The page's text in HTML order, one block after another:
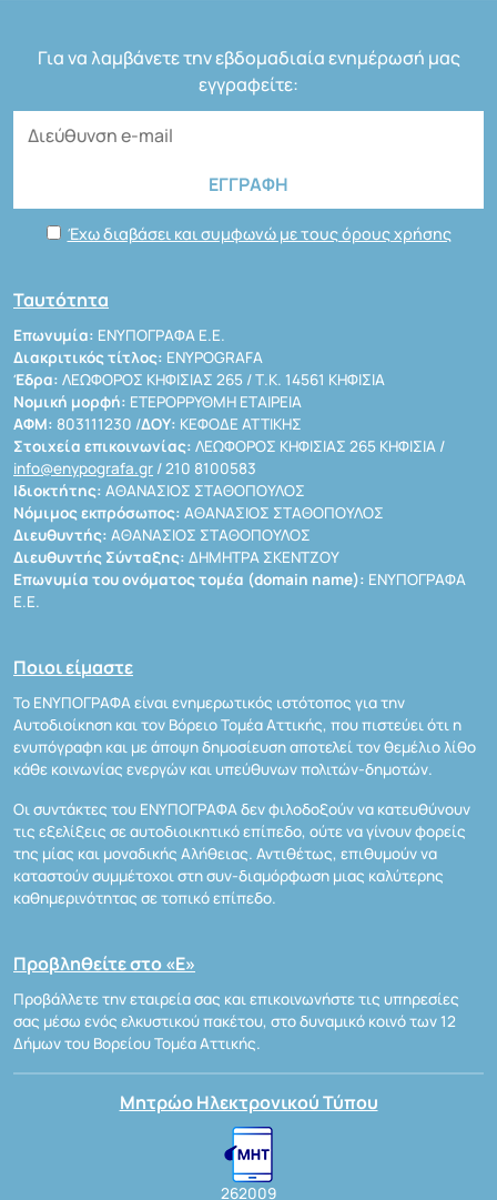
Για να λαμβάνετε την εβδομαδιαία ενημέρωσή μας
εγγραφείτε:
Έχω διαβάσει και συμφωνώ με τους όρους χρήσης
Ταυτότητα
Επωνυμία: ΕΝΥΠΟΓΡΑΦΑ Ε.Ε.
Διακριτικός τίτλος: ENYPOGRAFA
Έδρα: ΛΕΩΦΟΡΟΣ ΚΗΦΙΣΙΑΣ 265 / Τ.Κ. 14561 ΚΗΦΙΣΙΑ
Νομική μορφή: ΕΤΕΡΟΡΡΥΘΜΗ ΕΤΑΙΡΕΙΑ
ΑΦΜ: 803111230 /ΔΟΥ: ΚΕΦΟΔΕ ΑΤΤΙΚΗΣ
Στοιχεία επικοινωνίας: ΛΕΩΦΟΡΟΣ ΚΗΦΙΣΙΑΣ 265 ΚΗΦΙΣΙΑ /
info@enypografa.gr / 210 8100583
Ιδιοκτήτης: ΑΘΑΝΑΣΙΟΣ ΣΤΑΘΟΠΟΥΛΟΣ
Νόμιμος εκπρόσωπος: ΑΘΑΝΑΣΙΟΣ ΣΤΑΘΟΠΟΥΛΟΣ
Διευθυντής: ΑΘΑΝΑΣΙΟΣ ΣΤΑΘΟΠΟΥΛΟΣ
Διευθυντής Σύνταξης: ΔΗΜΗΤΡΑ ΣΚΕΝΤΖΟΥ
Επωνυμία του ονόματος τομέα (domain name): ΕΝΥΠΟΓΡΑΦΑ
Ε.Ε.
Ποιοι είμαστε
Το ΕΝΥΠΟΓΡΑΦΑ είναι ενημερωτικός ιστότοπος για την
Αυτοδιοίκηση και τον Βόρειο Τομέα Αττικής, που πιστεύει ότι η
ενυπόγραφη και με άποψη δημοσίευση αποτελεί τον θεμέλιο λίθο
κάθε κοινωνίας ενεργών και υπεύθυνων πολιτών-δημοτών.
Οι συντάκτες του ΕΝΥΠΟΓΡΑΦΑ δεν φιλοδοξούν να κατευθύνουν
τις εξελίξεις σε αυτοδιοικητικό επίπεδο, ούτε να γίνουν φορείς
της μίας και μοναδικής Αλήθειας. Αντιθέτως, επιθυμούν να
καταστούν συμμέτοχοι στη συν-διαμόρφωση μιας καλύτερης
καθημερινότητας σε τοπικό επίπεδο.
Προβληθείτε στο «Ε»
Προβάλλετε την εταιρεία σας και επικοινωνήστε τις υπηρεσίες
σας μέσω ενός ελκυστικού πακέτου, στο δυναμικό κοινό των 12
Δήμων του Βορείου Τομέα Αττικής.
Μητρώο Ηλεκτρονικού Τύπου
262009